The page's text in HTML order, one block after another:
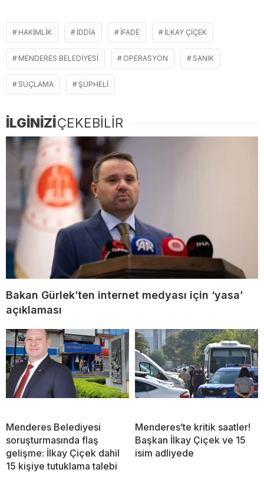
HAKIMLIK IDDIA IFADE ILKAY ÇIÇEK
MENDERES BELEDIYESI OPERASYON SANIK
SUÇLAMA ŞÜPHELI
İLGİNİZİÇEKEBİLİR
Bakan Gürlek’ten internet medyası için ‘yasa’
açıklaması
Menderes Belediyesi
soruşturmasında flaş
gelişme: İlkay Çiçek dahil
15 kişiye tutuklama talebi
Menderes’te kritik saatler!
Başkan İlkay Çiçek ve 15
isim adliyede